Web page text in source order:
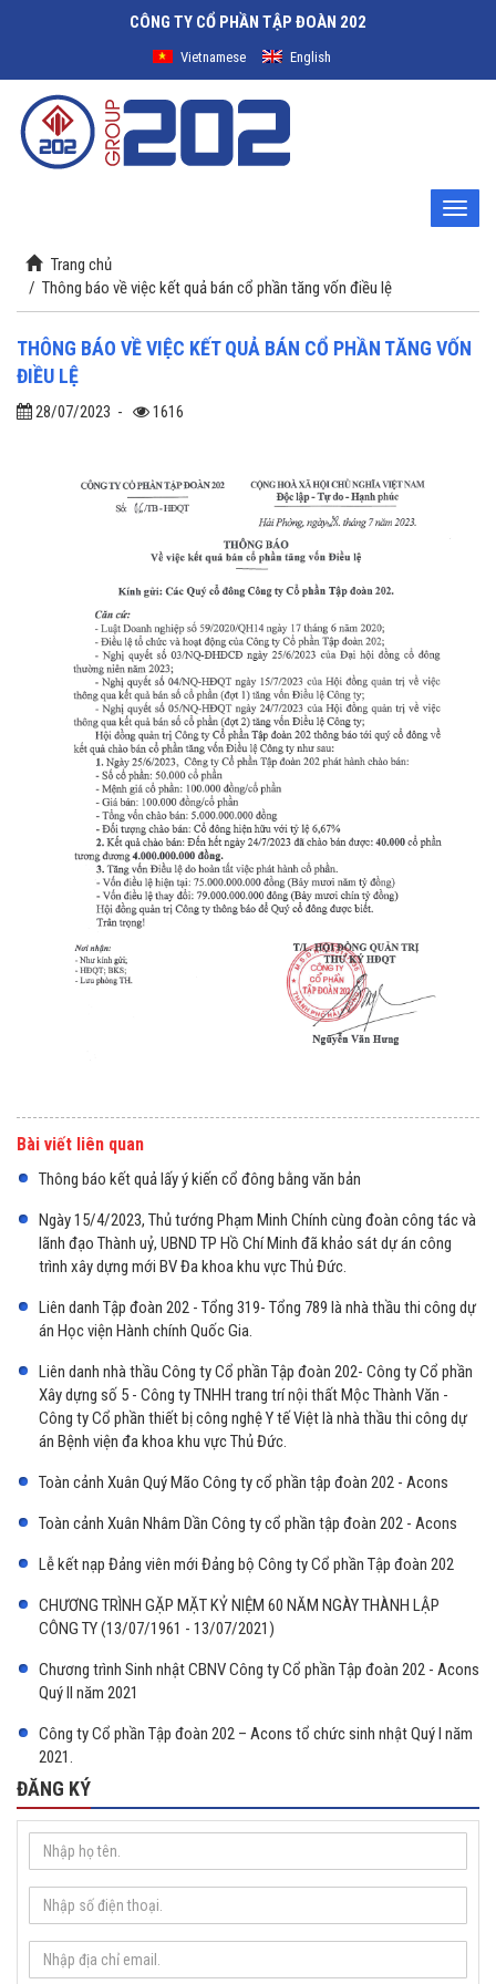
CÔNG TY CỔ PHẦN TẬP ĐOÀN 202
Vietnamese English
Toggle
Trang chủ
/ Thông báo về việc kết quả bán cổ phần tăng vốn điều lệ
THÔNG BÁO VỀ VIỆC KẾT QUẢ BÁN CỔ PHẦN TĂNG VỐN
ĐIỀU LỆ
28/07/2023 - 1616
Bài viết liên quan
Thông báo kết quả lấy ý kiến cổ đông bằng văn bản
Ngày 15/4/2023, Thủ tướng Phạm Minh Chính cùng đoàn công tác và
lãnh đạo Thành uỷ, UBND TP Hồ Chí Minh đã khảo sát dự án công
trình xây dựng mới BV Đa khoa khu vực Thủ Đức.
Liên danh Tập đoàn 202 - Tổng 319- Tổng 789 là nhà thầu thi công dự
án Học viện Hành chính Quốc Gia.
Liên danh nhà thầu Công ty Cổ phần Tập đoàn 202- Công ty Cổ phần
Xây dựng số 5 - Công ty TNHH trang trí nội thất Mộc Thành Văn -
Công ty Cổ phần thiết bị công nghệ Y tế Việt là nhà thầu thi công dự
án Bệnh viện đa khoa khu vực Thủ Đức.
Toàn cảnh Xuân Quý Mão Công ty cổ phần tập đoàn 202 - Acons
Toàn cảnh Xuân Nhâm Dần Công ty cổ phần tập đoàn 202 - Acons
Lễ kết nạp Đảng viên mới Đảng bộ Công ty Cổ phần Tập đoàn 202
CHƯƠNG TRÌNH GẶP MẶT KỶ NIỆM 60 NĂM NGÀY THÀNH LẬP
CÔNG TY (13/07/1961 - 13/07/2021)
Chương trình Sinh nhật CBNV Công ty Cổ phần Tập đoàn 202 - Acons
Quý II năm 2021
Công ty Cổ phần Tập đoàn 202 – Acons tổ chức sinh nhật Quý I năm
2021.
ĐĂNG KÝ